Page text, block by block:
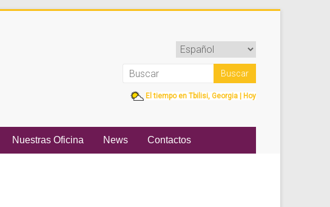
El tiempo en Tbilisi, Georgia | Hoy
Nuestras Oficina News Contactos